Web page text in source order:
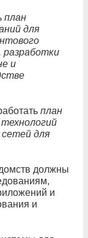
план
для
разработки
и
план
сетей для
должны
и
и